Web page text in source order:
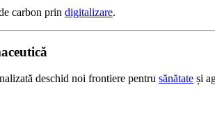
carbon prin digitalizare.
deschid noi frontiere pentru sănătate și